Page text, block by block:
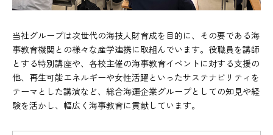
当社グループは次世代の海技人財育成を目的に、その要である海
事教育機関との様々な産学連携に取組んでいます。役職員を講師
とする特別講座や、各校主催の海事教育イベントに対する支援の
他、再生可能エネルギーや女性活躍といったサステナビリティを
テーマとした講演など、総合海運企業グループとしての知見や経
験を活かし、幅広く海事教育に貢献しています。